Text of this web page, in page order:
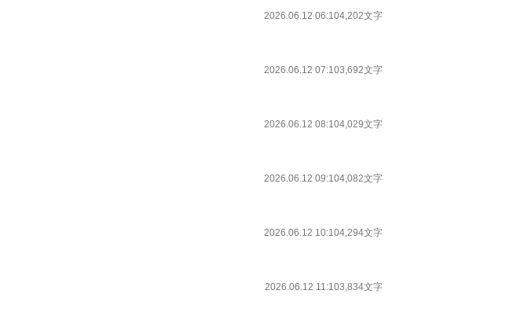
2026.06.12 06:104,202文字
2026.06.12 07:103,692文字
2026.06.12 08:104,029文字
2026.06.12 09:104,082文字
2026.06.12 10:104,294文字
2026.06.12 11:103,834文字